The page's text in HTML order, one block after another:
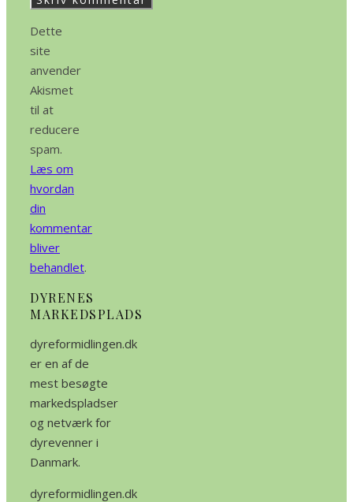
Dette
site
anvender
Akismet
til at
reducere
spam.
Læs om
hvordan
din
kommentar
bliver
behandlet.
DYRENES
MARKEDSPLADS
dyreformidlingen.dk
er en af de
mest besøgte
markedspladser
og netværk for
dyrevenner i
Danmark.
dyreformidlingen.dk